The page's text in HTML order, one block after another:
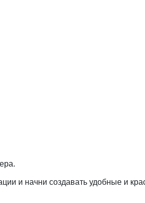
и начни создавать удобные и